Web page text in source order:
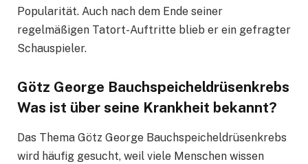
Popularität. Auch nach dem Ende seiner
regelmäßigen Tatort-Auftritte blieb er ein gefragter
Schauspieler.
Götz George Bauchspeicheldrüsenkrebs
Was ist über seine Krankheit bekannt?
Das Thema Götz George Bauchspeicheldrüsenkrebs
wird häufig gesucht, weil viele Menschen wissen